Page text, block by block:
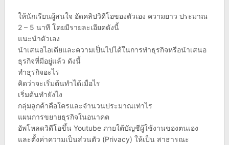
ให้นักเรียนผู้สนใจ อัดคลิปวิดีโอของตัวเอง ความยาว ประมาณ
2 – 5 นาที โดยมีรายละเอียดดังนี้
แนะนำตัวเอง
นำเสนอไอเดียและความเป็นไปได้ในการทำธุรกิจหรือนำเสนอ
ธุรกิจที่มีอยู่แล้ว ดังนี้
ทำธุรกิจอะไร
คิดว่าจะเริ่มต้นทำได้เมื่อไร
เริ่มต้นทำยังไง
กลุ่มลูกค้าคือใครและจำนวนประมาณเท่าไร
แผนการขยายธุรกิจในอนาคต
อัพโหลดวิดีโอขึ้น Youtube ภายใต้บัญชีผู้ใช้งานของตนเอง
และตั้งค่าความเป็นส่วนตัว (Privacy) ให้เป็น สาธารณะ